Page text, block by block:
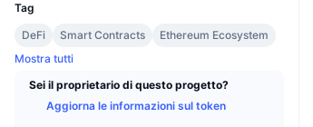
Tag
DeFi
Smart Contracts
Ethereum Ecosystem
Mostra tutti
Sei il proprietario di questo progetto?
Aggiorna le informazioni sul token